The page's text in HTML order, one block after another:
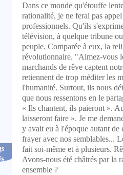
Dans ce monde qu'étouffe
rationalité, je ne ferai pas
professionnels. Qu'ils
télévision, à quelque tribune
peuple. Comparée à eux, la
révolutionnaire. "Aimez-vous
marchands de rêve captent
retiennent de trop méditer les
l'humanité. Surtout, ils nous
que nous ressentons en le
« Ils chantent, ils paieront ».
laisseront faire ». Je me
y avait eu à l'époque autant de
frayer avec nos semblables...
fait soi-même et à plusieurs.
Avons-nous été châtrés par la
ensemble ?